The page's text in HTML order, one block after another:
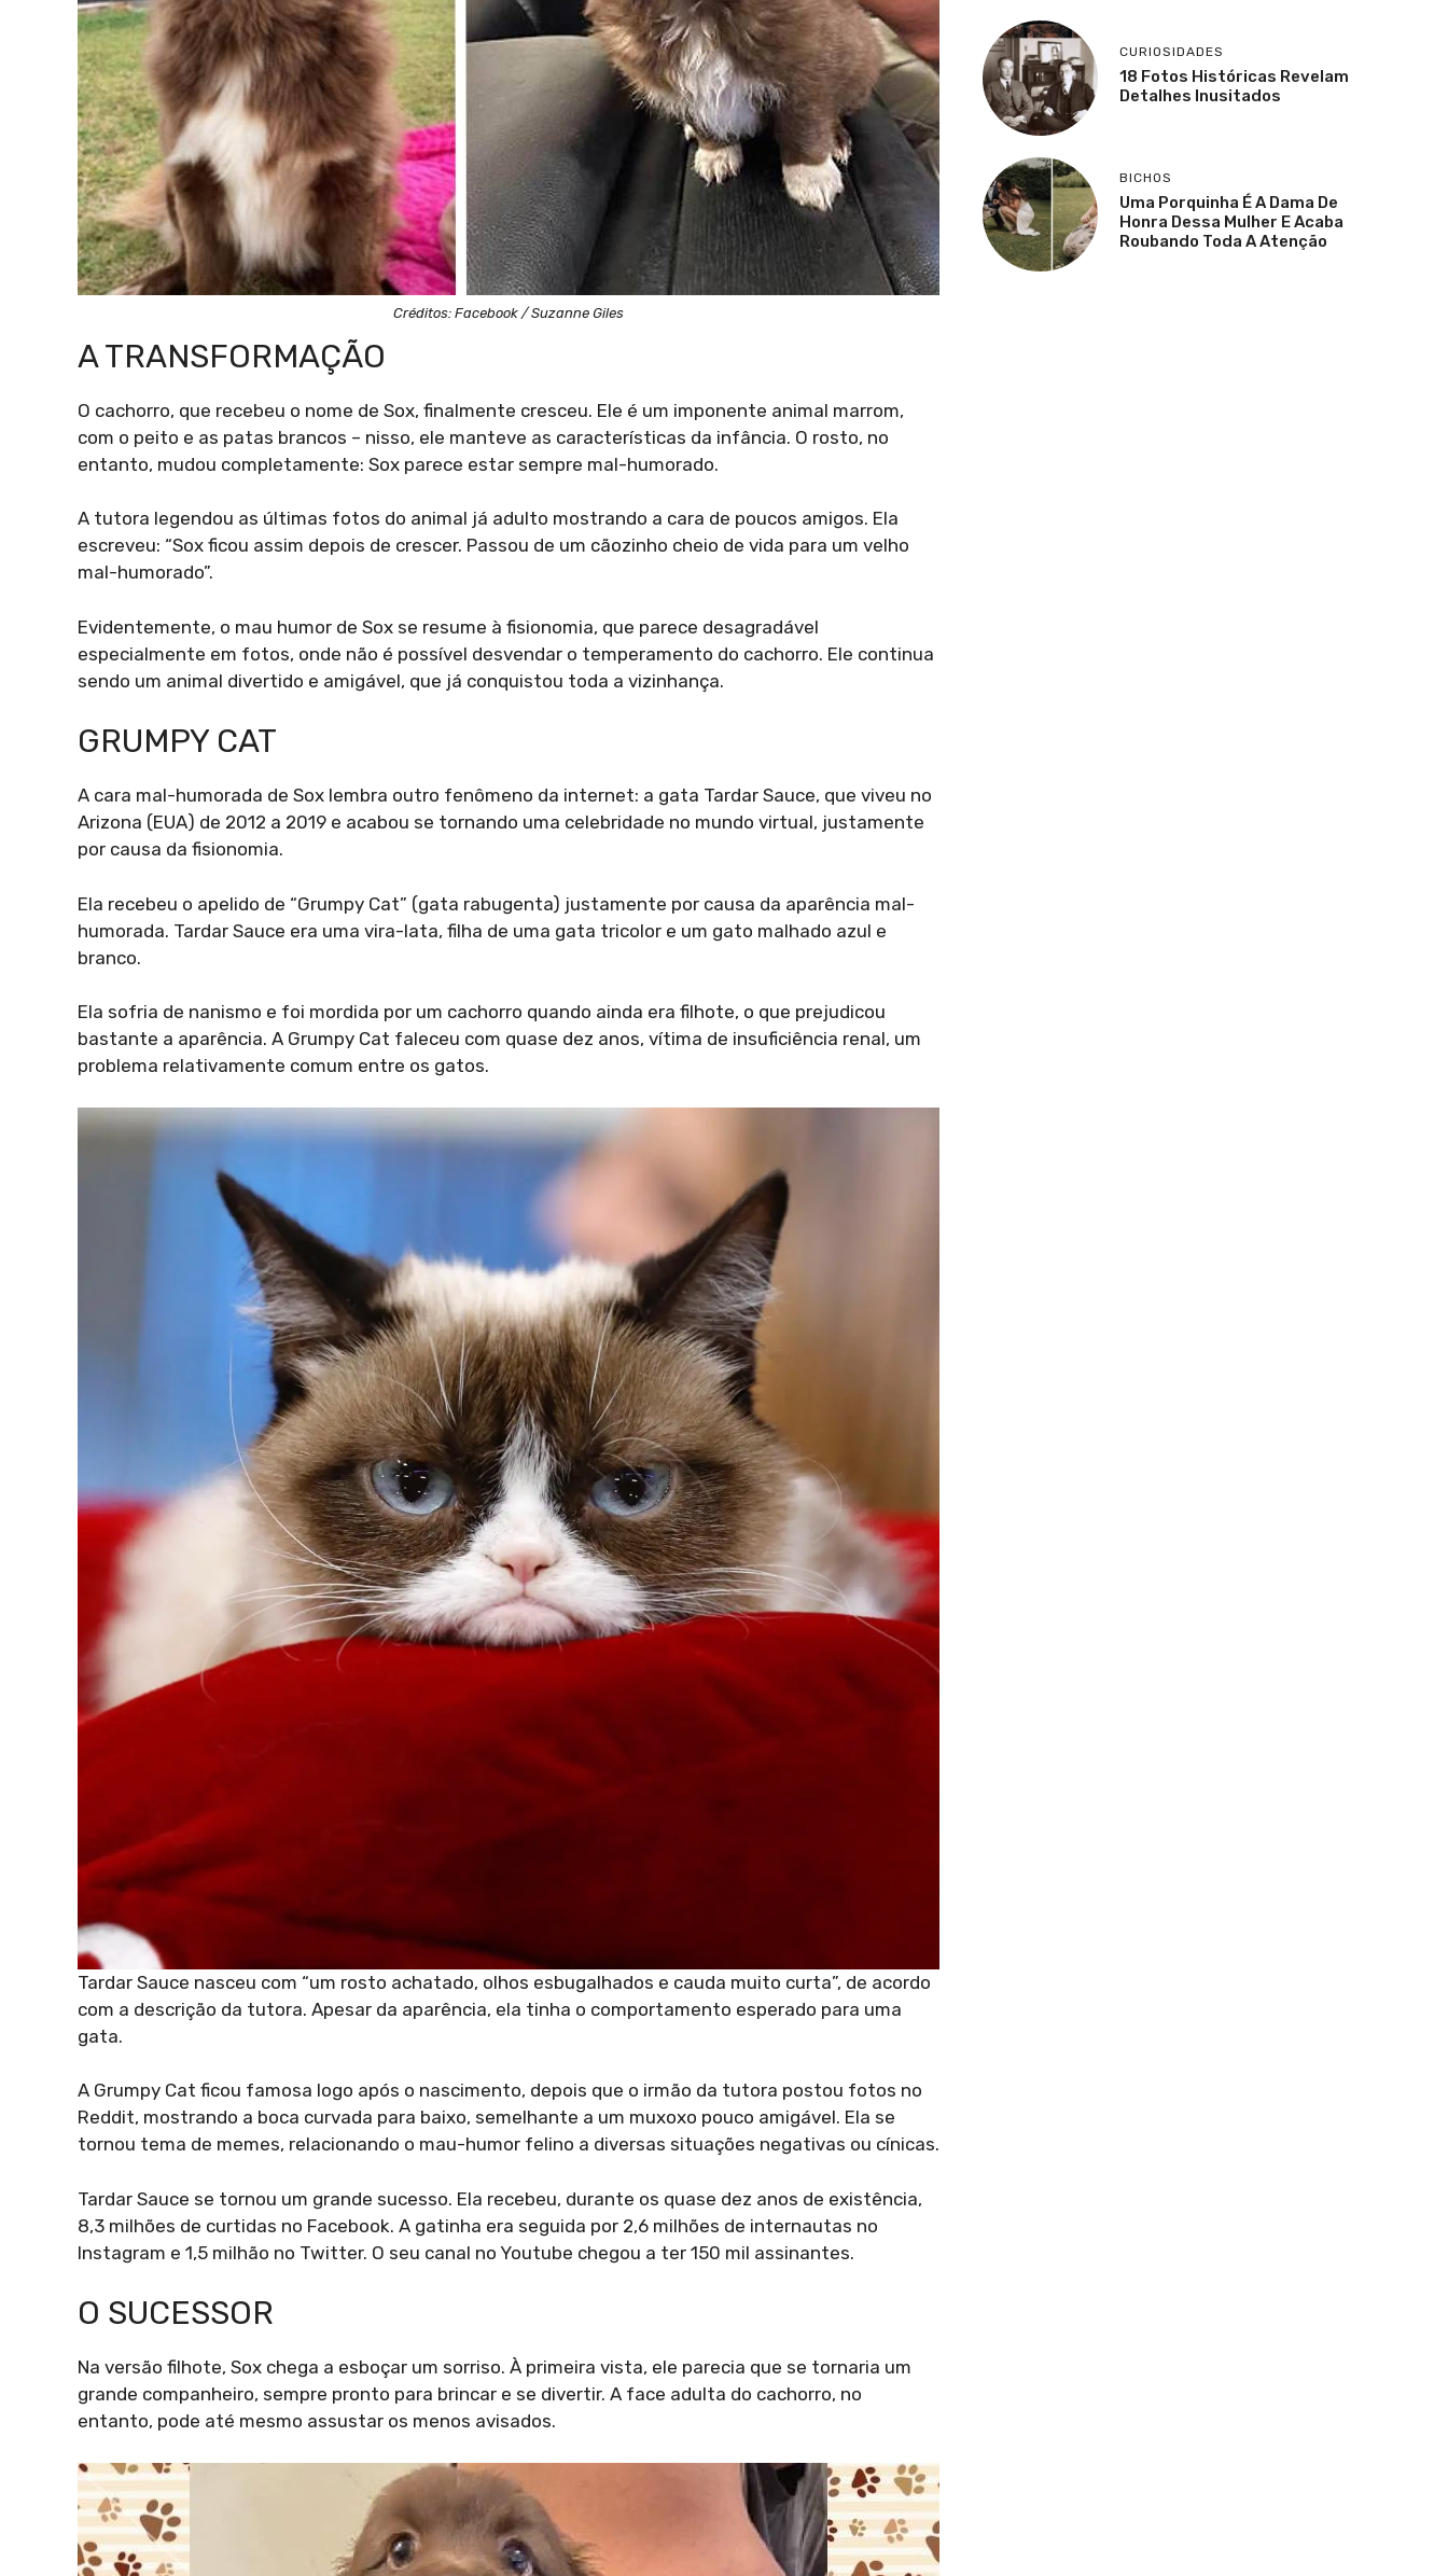
Créditos: Facebook / Suzanne Giles
A TRANSFORMAÇÃO
O cachorro, que recebeu o nome de Sox, finalmente cresceu. Ele é um imponente animal marrom,
com o peito e as patas brancos – nisso, ele manteve as características da infância. O rosto, no
entanto, mudou completamente: Sox parece estar sempre mal-humorado.
A tutora legendou as últimas fotos do animal já adulto mostrando a cara de poucos amigos. Ela
escreveu: “Sox ficou assim depois de crescer. Passou de um cãozinho cheio de vida para um velho
mal-humorado”.
Evidentemente, o mau humor de Sox se resume à fisionomia, que parece desagradável
especialmente em fotos, onde não é possível desvendar o temperamento do cachorro. Ele continua
sendo um animal divertido e amigável, que já conquistou toda a vizinhança.
GRUMPY CAT
A cara mal-humorada de Sox lembra outro fenômeno da internet: a gata Tardar Sauce, que viveu no
Arizona (EUA) de 2012 a 2019 e acabou se tornando uma celebridade no mundo virtual, justamente
por causa da fisionomia.
Ela recebeu o apelido de “Grumpy Cat” (gata rabugenta) justamente por causa da aparência mal-
humorada. Tardar Sauce era uma vira-lata, filha de uma gata tricolor e um gato malhado azul e
branco.
Ela sofria de nanismo e foi mordida por um cachorro quando ainda era filhote, o que prejudicou
bastante a aparência. A Grumpy Cat faleceu com quase dez anos, vítima de insuficiência renal, um
problema relativamente comum entre os gatos.
Tardar Sauce nasceu com “um rosto achatado, olhos esbugalhados e cauda muito curta”, de acordo
com a descrição da tutora. Apesar da aparência, ela tinha o comportamento esperado para uma
gata.
A Grumpy Cat ficou famosa logo após o nascimento, depois que o irmão da tutora postou fotos no
Reddit, mostrando a boca curvada para baixo, semelhante a um muxoxo pouco amigável. Ela se
tornou tema de memes, relacionando o mau-humor felino a diversas situações negativas ou cínicas.
Tardar Sauce se tornou um grande sucesso. Ela recebeu, durante os quase dez anos de existência,
8,3 milhões de curtidas no Facebook. A gatinha era seguida por 2,6 milhões de internautas no
Instagram e 1,5 milhão no Twitter. O seu canal no Youtube chegou a ter 150 mil assinantes.
O SUCESSOR
Na versão filhote, Sox chega a esboçar um sorriso. À primeira vista, ele parecia que se tornaria um
grande companheiro, sempre pronto para brincar e se divertir. A face adulta do cachorro, no
entanto, pode até mesmo assustar os menos avisados.
CURIOSIDADES
18 Fotos Históricas Revelam
Detalhes Inusitados
BICHOS
Uma Porquinha É A Dama De
Honra Dessa Mulher E Acaba
Roubando Toda A Atenção